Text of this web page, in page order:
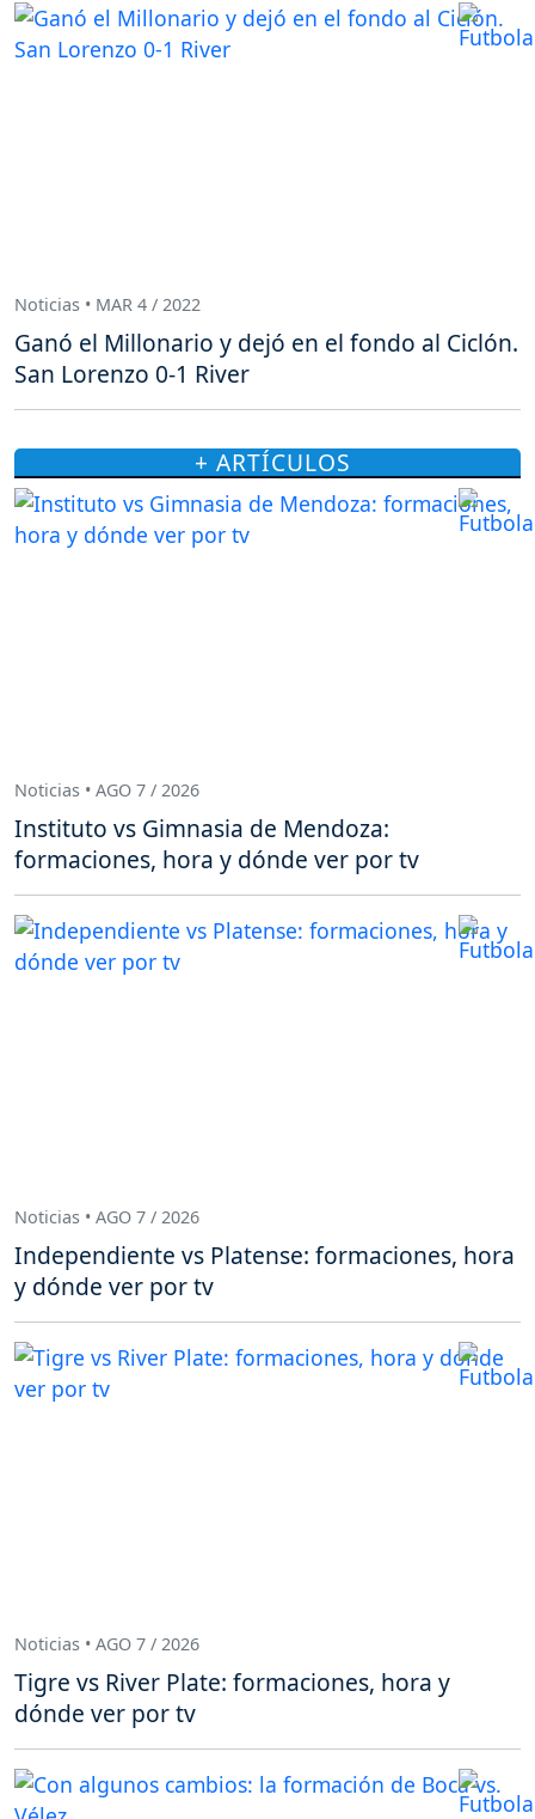
Noticias • MAR 4 / 2022
Ganó el Millonario y dejó en el fondo al Ciclón.
San Lorenzo 0-1 River
+ ARTÍCULOS
Noticias • AGO 7 / 2026
Instituto vs Gimnasia de Mendoza:
formaciones, hora y dónde ver por tv
Noticias • AGO 7 / 2026
Independiente vs Platense: formaciones, hora
y dónde ver por tv
Noticias • AGO 7 / 2026
Tigre vs River Plate: formaciones, hora y
dónde ver por tv